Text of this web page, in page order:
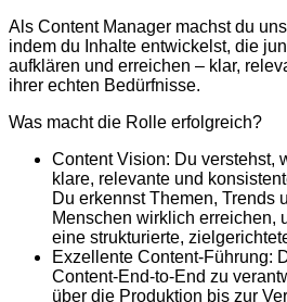
Als Content Manager machst du
indem du Inhalte entwickelst, die
aufklären und erreichen – klar,
ihrer echten Bedürfnisse.
Was macht die Rolle erfolgreich?
Content Vision: Du verstehst,
klare, relevante und
Du erkennst Themen, Trends
Menschen wirklich erreichen,
eine strukturierte,
Exzellente Content-Führung:
Content-End-to-End zu
über die Produktion bis zur